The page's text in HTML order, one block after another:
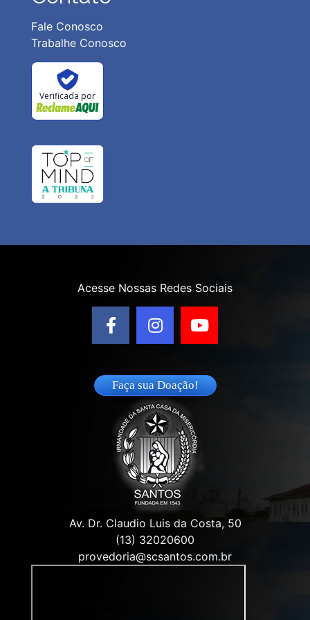
Fale Conosco
Trabalhe Conosco
Verificada por
Acesse Nossas Redes Sociais
Faça sua Doação!
Av. Dr. Claudio Luis da Costa, 50
(13) 32020600
provedoria@scsantos.com.br